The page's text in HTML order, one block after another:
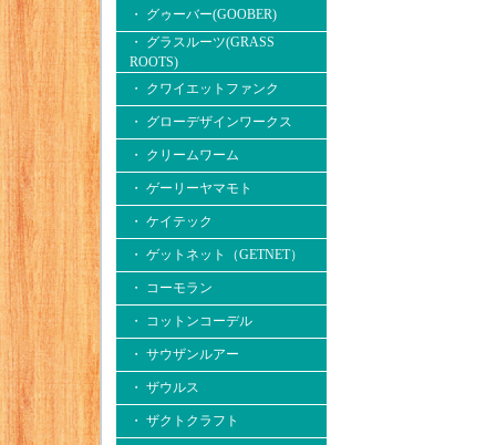
・ グゥーバー(GOOBER)
・ グラスルーツ(GRASS
ROOTS)
・ クワイエットファンク
・ グローデザインワークス
・ クリームワーム
・ ゲーリーヤマモト
・ ケイテック
・ ゲットネット（GETNET）
・ コーモラン
・ コットンコーデル
・ サウザンルアー
・ ザウルス
・ ザクトクラフト